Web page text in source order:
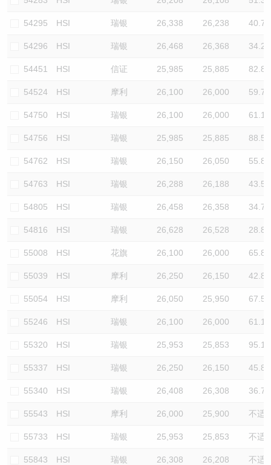
54295 HSI 瑞银 26,338 26,238 40.7
54296 HSI 瑞银 26,468 26,368 34.2
54451 HSI 信证 25,985 25,885 82.8
54524 HSI 摩利 26,100 26,000 59.7
54750 HSI 瑞银 26,100 26,000 61.1
54756 HSI 瑞银 25,985 25,885 88.5
54762 HSI 瑞银 26,150 26,050 55.8
54763 HSI 瑞银 26,288 26,188 43.5
54805 HSI 瑞银 26,458 26,358 34.7
54816 HSI 瑞银 26,628 26,528 28.8
55008 HSI 花旗 26,100 26,000 65.8
55039 HSI 摩利 26,250 26,150 42.8
55054 HSI 摩利 26,050 25,950 67.5
55246 HSI 瑞银 26,100 26,000 61.1
55320 HSI 瑞银 25,953 25,853 95.1
55337 HSI 瑞银 26,250 26,150 45.8
55340 HSI 瑞银 26,408 26,308 36.7
55543 HSI 摩利 26,000 25,900 不适
55733 HSI 瑞银 25,953 25,853 不适
55843 HSI 瑞银 26,308 26,208 不适